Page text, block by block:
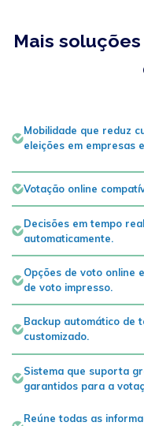
Mais
Mobilidade que reduz
eleições em empresas
Votação online
Decisões em tempo
automaticamente.
Opções de voto online
de voto impresso.
Backup automático de
customizado.
Sistema que suporta
garantidos para a
Reúne todas as